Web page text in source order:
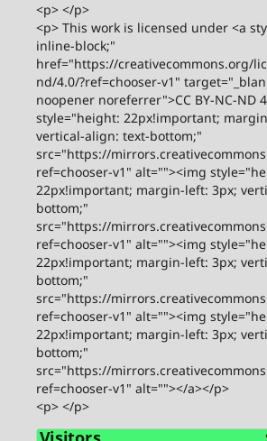
<p> </p>
<p> This work is licensed under <a
inline-block;"
href="https://creativecommons.org/
nd/4.0/?ref=chooser-v1"
noopener noreferrer">CC BY-NC-ND
style="height: 22px!important;
vertical-align: text-bottom;"
src="https://
ref=chooser-v1" alt=""><img
22px!important; margin-left: 3px;
bottom;"
src="https://
ref=chooser-v1" alt=""><img
22px!important; margin-left: 3px;
bottom;"
src="https://
ref=chooser-v1" alt=""><img
22px!important; margin-left: 3px;
bottom;"
src="https://
ref=chooser-v1" alt=""></a></p>
<p> </p>